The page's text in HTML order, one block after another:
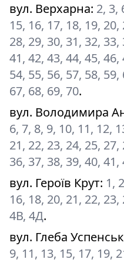
вул. Верхарна: 2, 3,
15, 16, 17, 18, 19,
28, 29, 30, 31, 32,
41, 42, 43, 44, 45,
54, 55, 56, 57, 58,
67, 68, 69, 70.
вул. Володимира
6, 7, 8, 9, 10, 11, 12,
21, 22, 23, 24, 25,
36, 37, 38, 39, 40,
вул. Героїв Крут: 1,
16, 18, 20, 21, 22,
4В, 4Д.
вул. Глеба
9, 11, 13, 15, 17, 19,